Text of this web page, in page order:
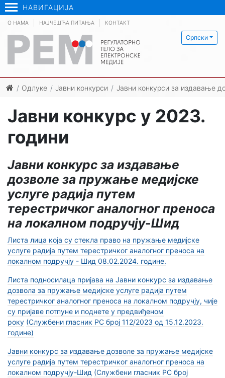
НАВИГАЦИЈА
Српски
О НАМА НАЈЧЕШЋА ПИТАЊА КОНТАКТ
Одлуке Јавни конкурси Јавни конкурси за издавање
Јавни конкурс у 2023.
години
Јавни конкурс за издавање
дозволе за пружање медијске
услуге радија путем
терестричког аналогног преноса
на локалном подручју-Шид
Листа лица која су стекла право на пружање медијске
услуге радија путем терестричког аналогног преноса на
локалном подручју - Шид 08.02.2024. године.
Листа подносилаца пријава на Јавни конкурс за издавање
дозвола за пружање медијске услуге радија путем
терестричког аналогног преноса на локалном подручју, чије
су пријаве потпуне и поднете у предвиђеном
року (Службени гласник РС број 112/2023 од 15.12.2023.
године)
Јавни конкурс за издавање дозволе за пружање медијске
услуге радија путем терестричког аналогног преноса на
локалном подручју-Шид (Службени гласник РС број